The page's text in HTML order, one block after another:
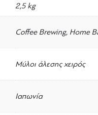
2,5 kg
Coffee Brewing, Home
Μύλοι άλεσης χειρός
Ιαπωνία